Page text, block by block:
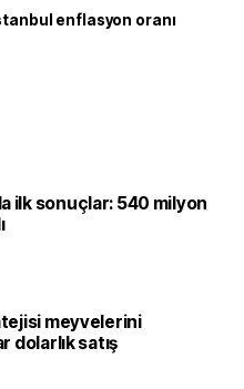
enflasyon oranı
ilk sonuçlar: 540 milyon
meyvelerini
dolarlık satış